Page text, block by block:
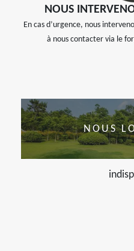
NOUS
En cas d’urgence, nous
à nous contacter via le
NOUS